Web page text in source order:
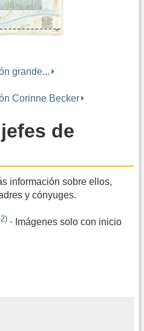
grande...
Corinne Becker
de
información sobre ellos,
y cónyuges.
2) · Imágenes solo con inicio